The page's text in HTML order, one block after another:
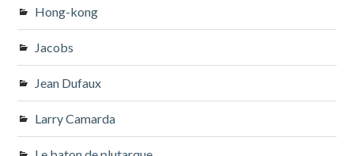
Hong-kong
Jacobs
Jean Dufaux
Larry Camarda